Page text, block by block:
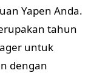
Yapen Anda.
tahun
untuk
dengan